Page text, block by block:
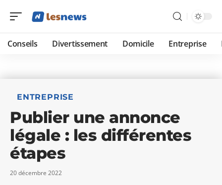
Conseils Divertissement Domicile Entreprise
ENTREPRISE
Publier une annonce
légale : les différentes
étapes
20 décembre 2022